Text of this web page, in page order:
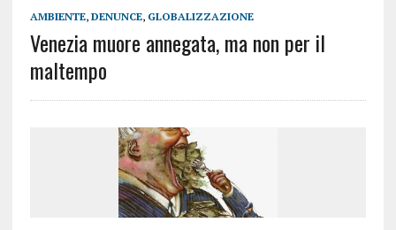
AMBIENTE, DENUNCE, GLOBALIZZAZIONE
Venezia muore annegata, ma non per il
maltempo